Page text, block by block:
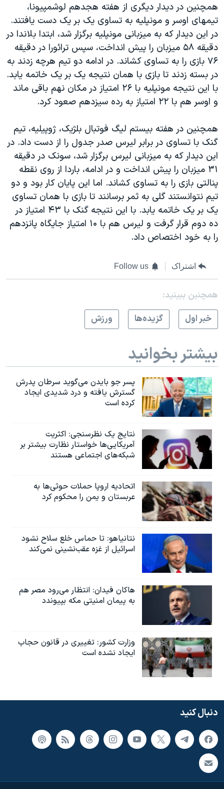
همچنین در دیدار دیگری از هفته هجدهم لوشمپیونا،
تیمهای اوسر و مونپلیه به تساوی یک بر یک دست یافتند.
در این دیدار که به میزبانی مونپلیه برگزار شد، ابتدا بلاندا در
دقیقه ۵۸ میزبان را پیش انداخت، سپس ترائورا در دقیقه
۷۶ بازی را به تساوی کشاند. در ادامه دو تیم هرچه زدند به
در بسته زدند تا بازی با همان نتیجه یک بر یک خاتمه یابد.
با این نتیجه مونپلیه با ۲۶ امتیاز در مکان نهم باقی ماند
و اوسر هم با ۲۲ امتیاز به رده سیزدهم صعود کرد.
همچنین در هفته بیستم لیگ فوتبال بلژیک، ژوپیلیه، تیم
گنک با تساوی در برابر لیرس صدر جدول را از دست داد. در
این دیدار که به میزبانی لیرس برگزار شد، سونک در دقیقه
۳۱ میزبان را پیش انداخت و در ادامه، باردا از روی نقطه
پنالتی بازی را به تساوی کشاند. اما این پایان کار بود و دو
تیم نتوانستند گلی به ثمر برسانند تا بازی با همان تساوی
یک بر یک خاتمه یابد. با این نتیجه گنک با ۴۳ امتیاز در
ده دوم قرار گرفت و لیرس هم با ۱۰ امتیاز جایگاه پانزدهم
را به خود اختصاص داد.
اشتراک Follow us
همچنبن ببینید:
خبر اول
گزيده‌ها ورزش
بیشتر بخوانید
پسر جو بایدن می‌گوید سرطان پدرش
گسترش یافته و درد شدیدی ایجاد
کرده است
نتایج یک نظرسنجی: اکثریت
آمریکایی‌ها خواستار نظارت بیشتر بر
شبکه‌های اجتماعی هستند
اتحادیه اروپا حملات حوثی‌ها به
عربستان و یمن را محکوم کرد
نتانیاهو: تا حماس خلع سلاح نشود
اسرائیل از غزه عقب‌نشینی نمی‌کند
هاکان فیدان: انتظار می‌رود مصر هم
به پیمان امنیتی مکه بپیوندد
وزارت کشور: تغییری در قانون حجاب
ایجاد نشده است
دنبال کنید